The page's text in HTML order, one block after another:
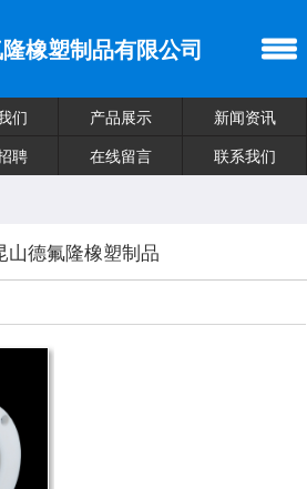
橡塑制品有限公司
们 产品展示
新闻资讯
聘 在线留言 联系我们
山德氟隆橡塑制品